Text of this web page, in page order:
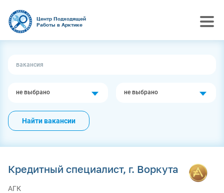
Центр Подходящей
Работы в Арктике
не выбрано не выбрано
Найти вакансии
Кредитный специалист, г. Воркута
АГК